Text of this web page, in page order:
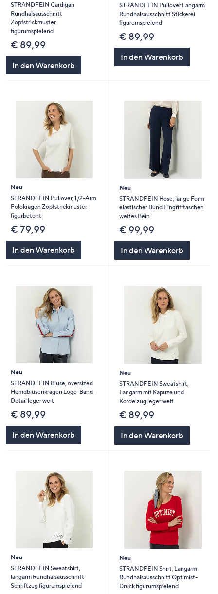
STRANDFEIN Cardigan
Rundhalsausschnitt
Zopfstrickmuster
figurumspielend
€ 89,99
In den Warenkorb
STRANDFEIN Pullover Langarm
Rundhalsausschnitt Stickerei
figurumspielend
€ 89,99
In den Warenkorb
Neu
STRANDFEIN Pullover, 1/2-Arm
Polokragen Zopfstrickmuster
figurbetont
€ 79,99
In den Warenkorb
Neu
STRANDFEIN Hose, lange Form
elastischer Bund Eingrifftaschen
weites Bein
€ 99,99
In den Warenkorb
Neu
STRANDFEIN Bluse, oversized
Hemdblusenkragen Logo-Band-
Detail leger weit
€ 89,99
In den Warenkorb
Neu
STRANDFEIN Sweatshirt,
Langarm mit Kapuze und
Kordelzug leger weit
€ 89,99
In den Warenkorb
Neu
STRANDFEIN Sweatshirt,
langarm Rundhalsausschnitt
Schriftzug figurumspielend
Neu
STRANDFEIN Shirt, Langarm
Rundhalsausschnitt Optimist-
Druck figurumspielend